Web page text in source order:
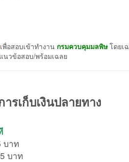
เพื่อสอบเข้าทำงาน กรมควบคุมมลพิษ โดยเ
วข้อสอบ/พร้อมเฉลย
รเก็บเงินปลายทาง
บาท
บาท